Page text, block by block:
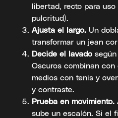
libertad, recto para
pulcritud).
Ajusta el largo. Un
transformar un jean
Decide el lavado
Oscuros combinan con
medios con tenis y
y contraste.
Prueba en movimiento.
sube un escalón. Si el